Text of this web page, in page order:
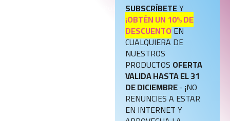
SUBSCRÍBETEY
¡OBTÉN UN 10% DE
DESCUENTOEN
CUALQUIERA DE
NUESTROS
PRODUCTOS OFERTA
VALIDA HASTA EL 31
DE DICIEMBRE- ¡NO
RENUNCIES A ESTAR
EN INTERNET Y
Política
de
cookies
Aviso
legal
Política
de